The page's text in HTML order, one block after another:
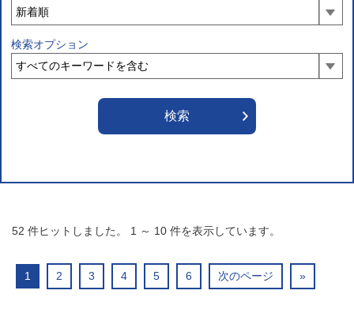
検索オプション
52 件ヒットしました。 1 ～ 10 件を表示しています。
1 2 3 4 5 6 次のページ »